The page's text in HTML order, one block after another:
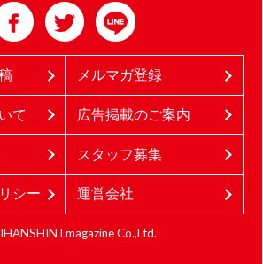
メルマガ登録
て 広告掲載のご案内
スタッフ募集
シー 運営会社
Lmagazine Co.,Ltd.